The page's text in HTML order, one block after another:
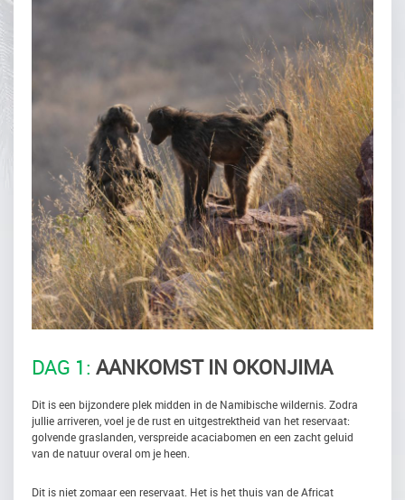
DAG 1: AANKOMST IN OKONJIMA
Dit is een bijzondere plek midden in de Namibische wildernis. Zodra
jullie arriveren, voel je de rust en uitgestrektheid van het reservaat:
golvende graslanden, verspreide acaciabomen en een zacht geluid
van de natuur overal om je heen.
Dit is niet zomaar een reservaat. Het is het thuis van de Africat